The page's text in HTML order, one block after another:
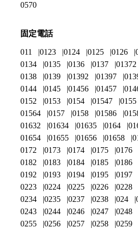
0570
固定電話
011 0123 0124 0125 0126
0134
0135 0136 0137 01372
0138
0139 01392 01397
0144
0145 01456 01457
0152
0153 0154 01547 0155
01564
0157 0158 01586
01632
01634 01635 0164
01654
01655 01656 01658
0172
0173 0174 0175 0176
0182
0183 0184 0185 0186
0192
0193 0194 0195 0197
0223
0224 0225 0226 0228
0234
0235 0237 0238 024
0243
0244 0246 0247 0248
0255
0256 0257 0258 0259